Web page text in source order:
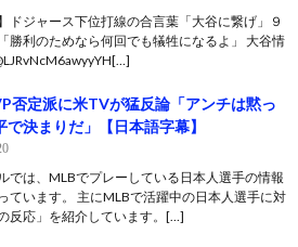
ドジャース下位打線の合言葉「大谷に繋げ」９
勝利のためなら何回でも犠牲になるよ」 大谷情
否定派に米TVが猛反論「アンチは黙っ
で決まりだ」【日本語字幕】
では、MLBでプレーしている日本人選手の情報
ています。 主にMLBで活躍中の日本人選手に対
反応」を紹介しています。[…]